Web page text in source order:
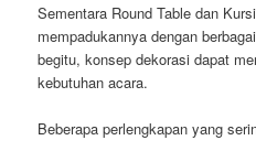
Sementara Round Table dan
mempadukannya dengan
begitu, konsep dekorasi dapat
kebutuhan acara.
Beberapa perlengkapan yang